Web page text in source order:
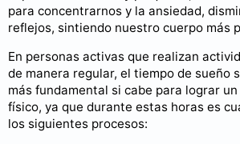
para concentrarnos y la ansiedad,
reflejos, sintiendo nuestro cuerpo más
En personas activas que realizan
de manera regular, el tiempo de sueño
más fundamental si cabe para lograr
físico, ya que durante estas horas es
los siguientes procesos: